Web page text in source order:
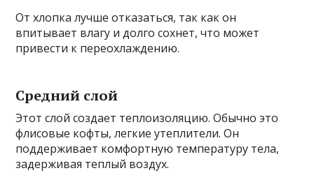
От хлопка лучше отказаться, так как он
впитывает влагу и долго сохнет, что может
привести к переохлаждению.
Средний слой
Этот слой создает теплоизоляцию. Обычно это
флисовые кофты, легкие утеплители. Он
поддерживает комфортную температуру тела,
задерживая теплый воздух.